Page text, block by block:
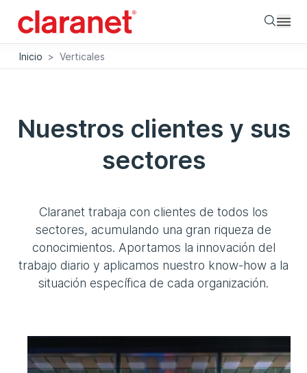
Inicio > Verticales
Nuestros clientes y sus
sectores
Claranet trabaja con clientes de todos los
sectores, acumulando una gran riqueza de
conocimientos. Aportamos la innovación del
trabajo diario y aplicamos nuestro know-how a la
situación específica de cada organización.